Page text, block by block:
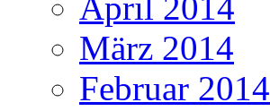
April 2014
März 2014
Februar 2014